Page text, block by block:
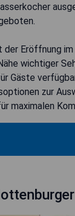
der Eröffnung
wichtiger
Gäste
zur
maximalen